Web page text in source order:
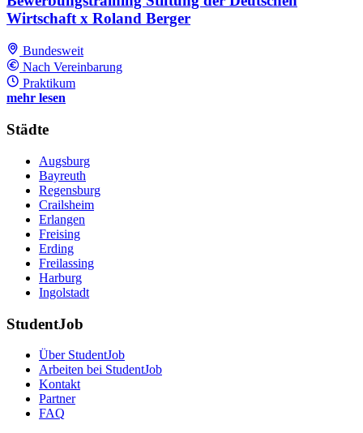
Wirtschaft x Roland Berger
Bundesweit
Nach Vereinbarung
Praktikum
mehr lesen
Städte
Augsburg
Bayreuth
Regensburg
Crailsheim
Erlangen
Freising
Erding
Freilassing
Harburg
Ingolstadt
StudentJob
Über StudentJob
Arbeiten bei StudentJob
Kontakt
Partner
FAQ